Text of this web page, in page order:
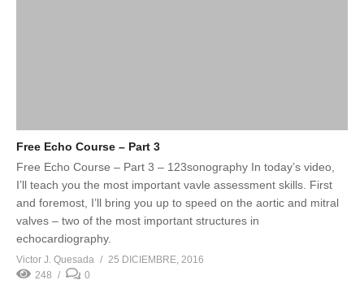
Free Echo Course – Part 3
Free Echo Course – Part 3 – 123sonography In today’s video,
I’ll teach you the most important vavle assessment skills. First
and foremost, I’ll bring you up to speed on the aortic and mitral
valves – two of the most important structures in
echocardiography.
Victor J. Quesada
25 DICIEMBRE, 2016
248
0